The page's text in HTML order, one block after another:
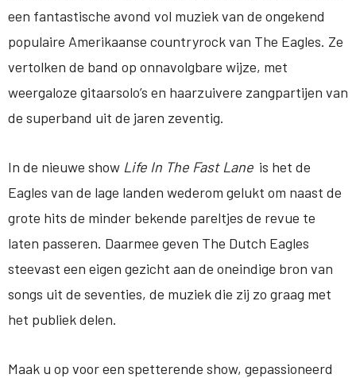
een fantastische avond vol muziek van de ongekend
populaire Amerikaanse countryrock van The Eagles. Ze
vertolken de band op onnavolgbare wijze, met
weergaloze gitaarsolo’s en haarzuivere zangpartijen van
de superband uit de jaren zeventig.
In de nieuwe show Life In The Fast Lane is het de
Eagles van de lage landen wederom gelukt om naast de
grote hits de minder bekende pareltjes de revue te
laten passeren. Daarmee geven The Dutch Eagles
steevast een eigen gezicht aan de oneindige bron van
songs uit de seventies, de muziek die zij zo graag met
het publiek delen.
Maak u op voor een spetterende show, gepassioneerd